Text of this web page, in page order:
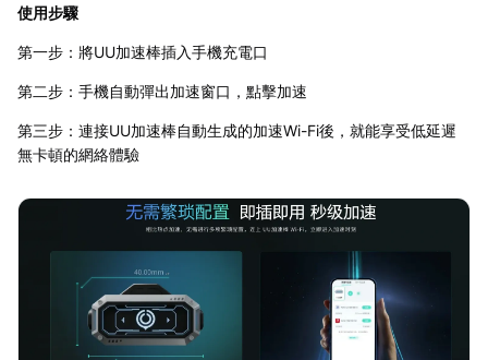
使用步驟
第一步：將UU加速棒插入手機充電口
第二步：手機自動彈出加速窗口，點擊加速
第三步：連接UU加速棒自動生成的加速Wi-Fi後，就能享受低延遲
無卡頓的網絡體驗